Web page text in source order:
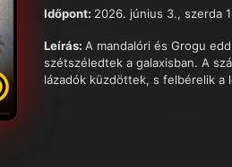
Időpont: 2026. június 3., szerda
Leírás: A mandalóri és Grogu
szétszéledtek a galaxisban. A
lázadók küzdöttek, s felbérelik a